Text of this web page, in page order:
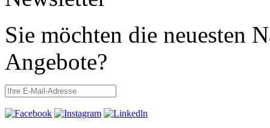
Sie möchten die neuesten
Angebote?